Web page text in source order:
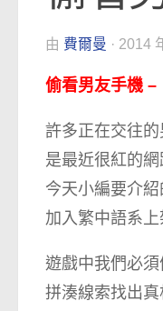
由 費爾曼 · 2014
偷看男友手機 –
許多正在交往
是最近很紅的
今天小編要介
加入繁中語系上
遊戲中我們必
拼湊線索找出